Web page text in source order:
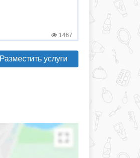
1467
Разместить услуги